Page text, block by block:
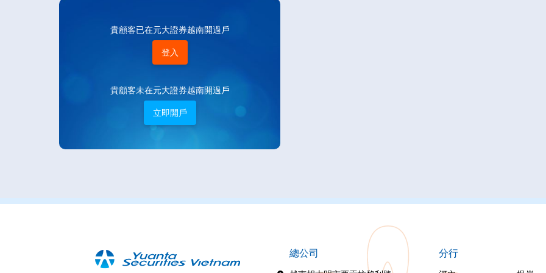
貴顧客已在元大證券越南開過戶
登入
貴顧客未在元大證券越南開過戶
立即開戶
總公司 分行